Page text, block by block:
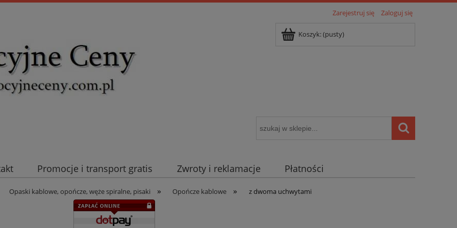
Zarejestruj się Zaloguj się
Koszyk:(pusty)
Promocje i transport gratis Zwroty i reklamacje
Płatności
Nexans Automatyka NOVATEK Inteligentny dom ( POCKET HOME )
Opaski kablowe, opończe, węże spiralne, pisaki » Opończe kablowe » z dwoma uchwytami